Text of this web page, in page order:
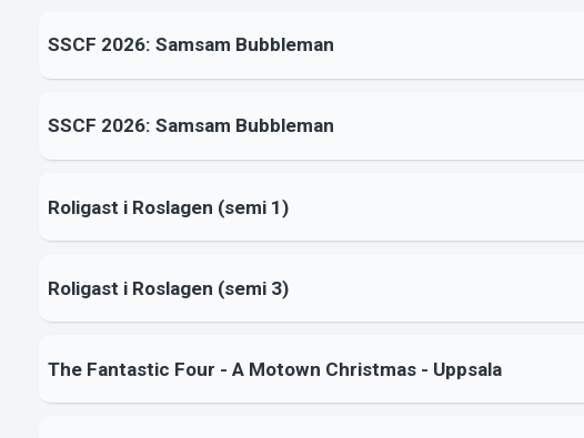
SSCF 2026: Samsam Bubbleman
SSCF 2026: Samsam Bubbleman
Roligast i Roslagen (semi 1)
Roligast i Roslagen (semi 3)
The Fantastic Four - A Motown Christmas - Uppsala